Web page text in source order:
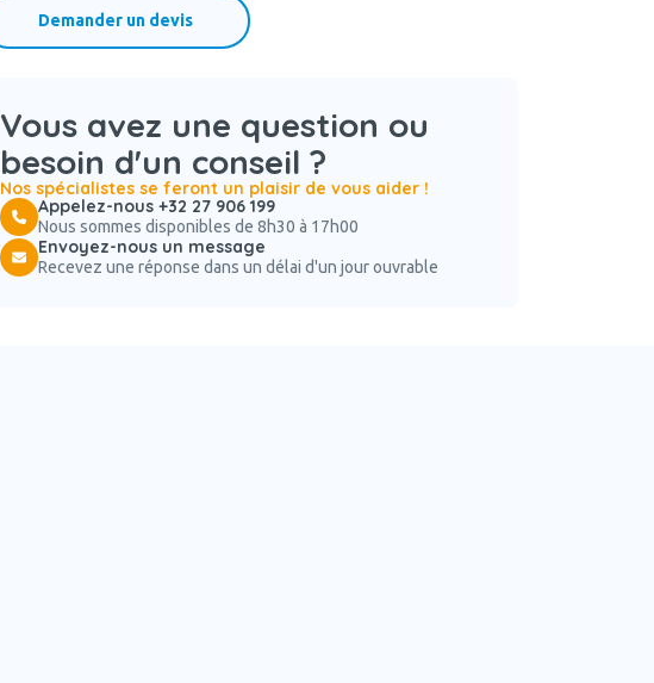
Demander un devis
Vous avez une question ou
besoin d'un conseil ?
Nos spécialistes se feront un plaisir de vous aider !
Appelez-nous +32 27 906 199
Nous sommes disponibles de 8h30 à 17h00
Envoyez-nous un message
Recevez une réponse dans un délai d'un jour ouvrable